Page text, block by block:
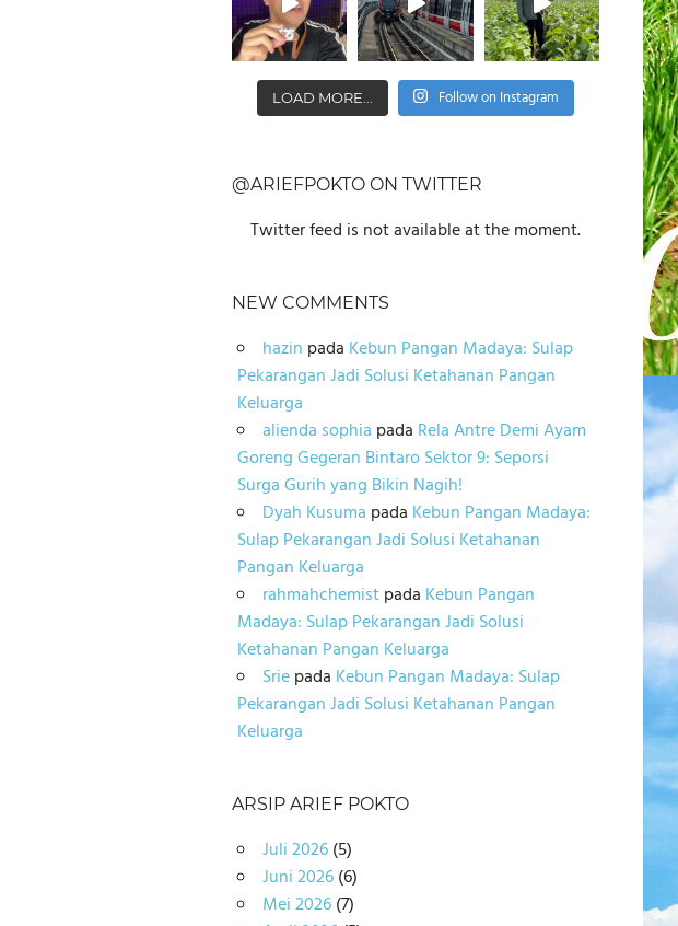
LOAD MORE... Follow on Instagram
@ARIEFPOKTO ON TWITTER
Twitter feed is not available at the moment.
NEW COMMENTS
hazin pada Kebun Pangan Madaya: Sulap
Pekarangan Jadi Solusi Ketahanan Pangan
Keluarga
alienda sophia pada Rela Antre Demi Ayam
Goreng Gegeran Bintaro Sektor 9: Seporsi
Surga Gurih yang Bikin Nagih!
Dyah Kusuma pada Kebun Pangan Madaya:
Sulap Pekarangan Jadi Solusi Ketahanan
Pangan Keluarga
rahmahchemistpada Kebun Pangan
Madaya: Sulap Pekarangan Jadi Solusi
Ketahanan Pangan Keluarga
Sriepada Kebun Pangan Madaya: Sulap
Pekarangan Jadi Solusi Ketahanan Pangan
Keluarga
ARSIP ARIEF POKTO
Juli 2026(5)
Juni 2026(6)
Mei 2026(7)